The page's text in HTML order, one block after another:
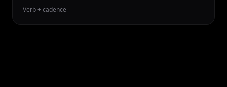
Verb + cadence